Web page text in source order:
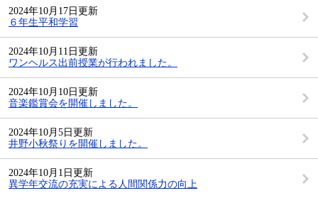
2024年10月17日更新
６年生平和学習
2024年10月11日更新
ワンヘルス出前授業が行われました。
2024年10月10日更新
音楽鑑賞会を開催しました。
2024年10月5日更新
井野小秋祭りを開催しました。
2024年10月1日更新
異学年交流の充実による人間関係力の向上